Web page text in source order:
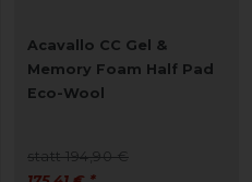
Acavallo CC Gel &
Memory Foam Half Pad
Eco-Wool
statt 194,90 €